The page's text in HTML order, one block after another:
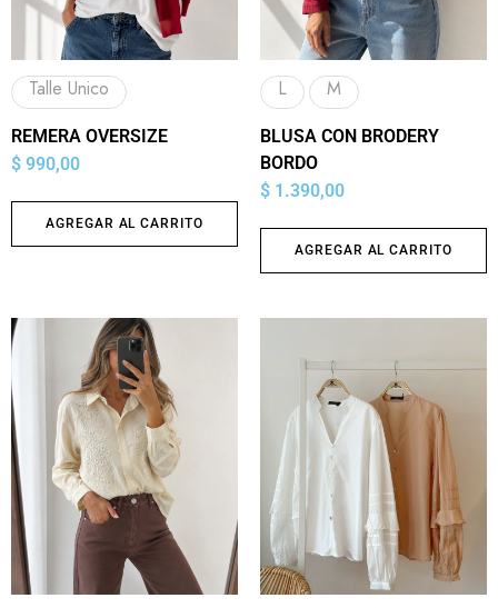
Talle Unico
REMERA OVERSIZE
$ 990,00
AGREGAR AL CARRITO
L M
BLUSA CON BRODERY
BORDO
$ 1.390,00
AGREGAR AL CARRITO